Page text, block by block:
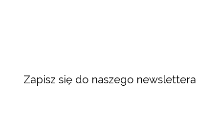
Zapisz się do naszego newslettera